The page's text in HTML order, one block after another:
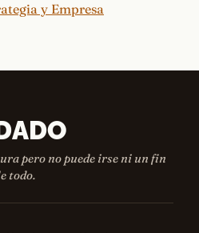
y Empresa
pero no puede irse ni un fin
todo.